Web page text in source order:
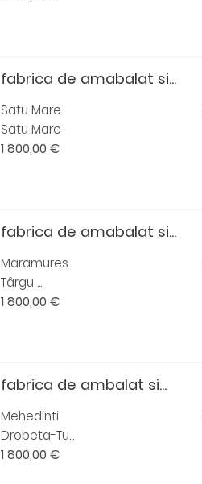
fabrica de amabalat si...
Satu Mare
Satu Mare
1 800,00 €
fabrica de amabalat si...
Maramures
Târgu ...
1 800,00 €
fabrica de ambalat si...
Mehedinti
Drobeta-Tu...
1 800,00 €